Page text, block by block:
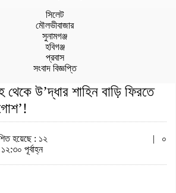
সিলেট
মৌলভীবাজার
সুনামগঞ্জ
হবিগঞ্জ
প্রবাস
সংবাদ বিজ্ঞপ্তি
থেকে উ’দ্ধার শাহিন বাড়ি ফিরতে
হয়েছে : ১২
পূর্বাহ্ন
| ০